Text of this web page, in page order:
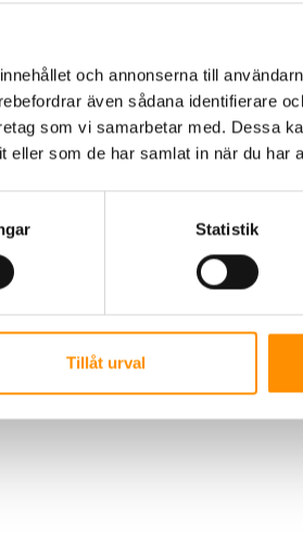
och annonserna till
även sådana identifierare
som vi samarbetar med. Dessa
eller som de har samlat in när du har
Statistik
Tillåt urval
61 SE-21853 Klagshamn |+46 722 49 46 46|